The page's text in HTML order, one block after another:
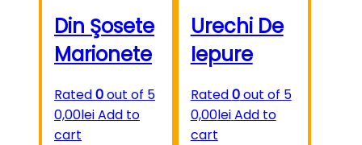
Din Şosete
Marionete
Rated0out of 5
0,00leiAdd to
cart
Urechi De
Iepure
Rated0out of 5
0,00leiAdd to
cart